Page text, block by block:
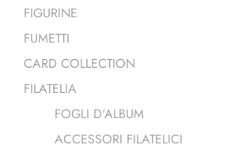
FIGURINE
FUMETTI
CARD COLLECTION
FILATELIA
FOGLI D'ALBUM
ACCESSORI FILATELICI